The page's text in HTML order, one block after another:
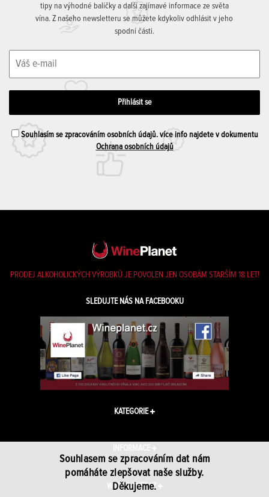
tipy na výhodné balíčky a další zajímavé informace ze světa
vína. Z našeho newsletteru se můžete kdykoliv odhlásit v jeho
spodní části.
Souhlasím se zpracováním osobních údajů. více info najdete v dokumentu
Ochrana osobních údajů
PRODEJ ALKOHOLICKÝCH VÝROBKŮ JE POVOLEN JEN OSOBÁM STARŠÍM 18 LET!
SLEDUJTE NÁS NA FACEBOOKU
KATEGORIE
INFORMACE
WINEPLANET.CZ
Souhlasem se zpracováním dat nám
pomáháte zlepšovat naše služby.
Děkujeme.